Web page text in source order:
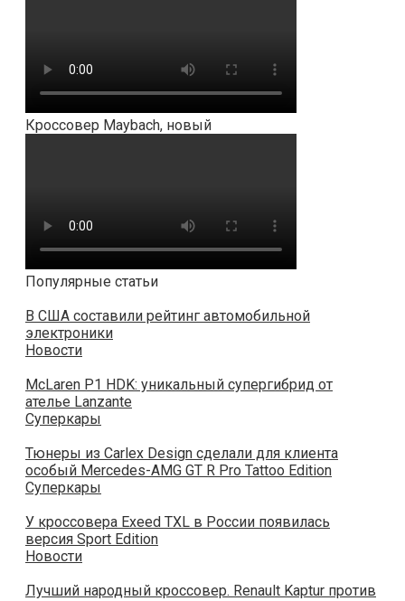
Кроссовер Maybach, новый
Популярные статьи
В США составили рейтинг автомобильной
электроники
Новости
McLaren P1 HDK: уникальный супергибрид от
ателье Lanzante
Суперкары
Тюнеры из Carlex Design сделали для клиента
особый Mercedes-AMG GT R Pro Tattoo Edition
Суперкары
У кроссовера Exeed TXL в России появилась
версия Sport Edition
Новости
Лучший народный кроссовер. Renault Kaptur против